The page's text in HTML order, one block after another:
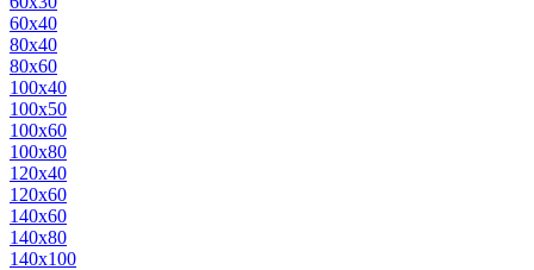
60х40
80х40
80х60
100х40
100х50
100х60
100х80
120х40
120х60
140х60
140х80
140х100